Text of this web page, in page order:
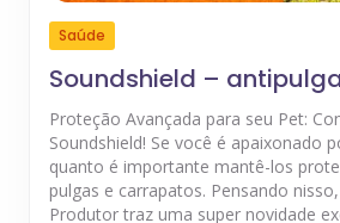
Saúde
Soundshield –
Proteção Avançada para seu Pet:
Soundshield! Se você é apaixonado
quanto é importante mantê-los
pulgas e carrapatos. Pensando
Produtor traz uma super novidade